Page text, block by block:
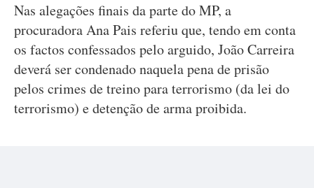
Nas alegações finais da parte do MP, a
procuradora Ana Pais referiu que, tendo em conta
os factos confessados pelo arguido, João Carreira
deverá ser condenado naquela pena de prisão
pelos crimes de treino para terrorismo (da lei do
terrorismo) e detenção de arma proibida.